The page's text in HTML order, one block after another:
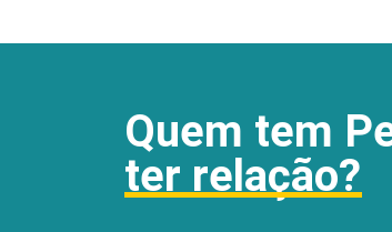
Quem tem
ter relação?